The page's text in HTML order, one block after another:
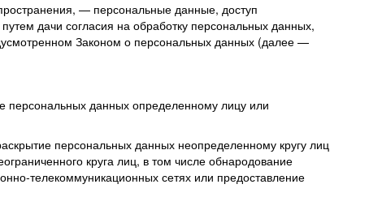
— персональные данные, доступ
дачи согласия на обработку персональных данных,
Законом о персональных данных (далее —
персональных данных определенному лицу или
персональных данных неопределенному кругу лиц
круга лиц, в том числе обнародование
телекоммуникационных сетях или предоставление